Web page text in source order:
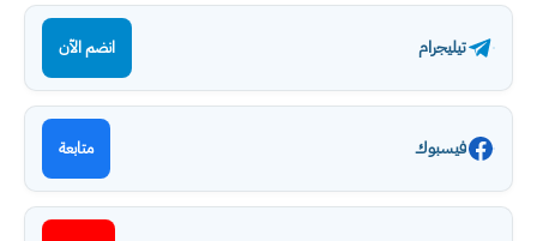
تيليجرام انضم الآن
فيسبوك متابعة